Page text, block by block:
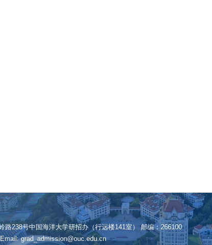
路238号中国海洋大学研招办（行远楼141室） 邮编：266100
Email: grad_admission@ouc.edu.cn